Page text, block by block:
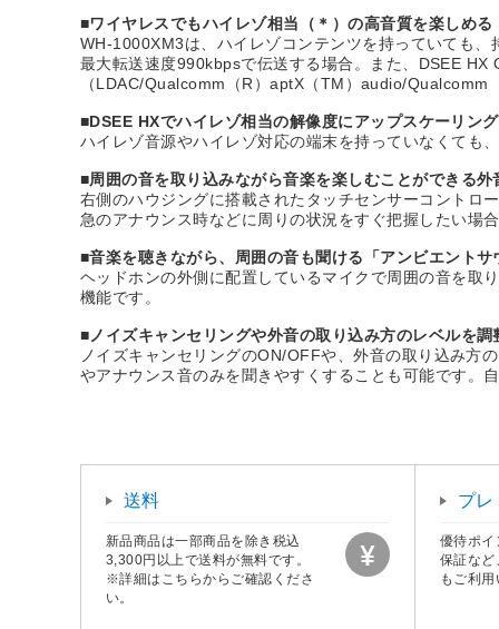
■ワイヤレスでもハイレゾ相当（＊）の高音質を楽しめる
WH-1000XM3は、ハイレゾコンテンツを持っていても
最大転送速度990kbpsで伝送する場合。また、DSEE
（LDAC/Qualcomm（R）aptX（TM）audio/
■DSEE HXでハイレゾ相当の解像度にアップスケーリング
ハイレゾ音源やハイレゾ対応の端末を持っていなくても
■周囲の音を取り込みながら音楽を楽しむことができる外
右側のハウジングに搭載されたタッチセンサーコントロ
急のアナウンス時などに周りの状況をすぐ把握したい場
■音楽を聴きながら、周囲の音も聞ける「アンビエント
ヘッドホンの外側に配置しているマイクで周囲の音を取
機能です。
■ノイズキャンセリングや外音の取り込み方のレベルを
ノイズキャンセリングのON/OFFや、外音の取り込み方
やアナウンス音のみを聞きやすくすることも可能です。
送料
新品商品は一部商品を除き税込
3,300円以上で送料が無料です。
※詳細はこちらからご確認くださ
い。
プレ
優待ポイ
保証など
もご利